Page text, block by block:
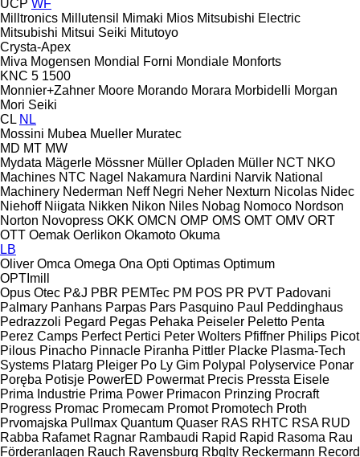
UCP WF
Milltronics Millutensil Mimaki Mios Mitsubishi Electric
Mitsubishi Mitsui Seiki Mitutoyo
Crysta-Apex
Miva Mogensen Mondial Forni Mondiale Monforts
KNC 5 1500
Monnier+Zahner Moore Morando Morara Morbidelli Morgan
Mori Seiki
CL NL
Mossini Mubea Mueller Muratec
MD MT MW
Mydata Mägerle Mössner Müller Opladen Müller NCT NKO
Machines NTC Nagel Nakamura Nardini Narvik National
Machinery Nederman Neff Negri Neher Nexturn Nicolas Nidec
Niehoff Niigata Nikken Nikon Niles Nobag Nomoco Nordson
Norton Novopress OKK OMCN OMP OMS OMT OMV ORT
OTT Oemak Oerlikon Okamoto Okuma
LB
Oliver Omca Omega Ona Opti Optimas Optimum
OPTImill
Opus Otec P&J PBR PEMTec PM POS PR PVT Padovani
Palmary Panhans Parpas Pars Pasquino Paul
Peddinghaus
Pedrazzoli Pegard Pegas Pehaka Peiseler Peletto Penta
Perez Camps Perfect Pertici Peter Wolters Pfiffner Philips Picot
Pilous Pinacho Pinnacle Piranha Pittler Placke Plasma-Tech
Systems Platarg Pleiger Po Ly Gim Polypal Polyservice Ponar
Poręba Potisje PowerED Powermat Precis Pressta Eisele
Prima Industrie Prima Power Primacon Prinzing Procraft
Progress Promac Promecam Promot Promotech Proth
Prvomajska Pullmax Quantum Quaser RAS RHTC RSA RUD
Rabba Rafamet Ragnar Rambaudi Rapid Rapid Rasoma Rau
Förderanlagen Rauch Ravensburg Rbqlty Reckermann Record